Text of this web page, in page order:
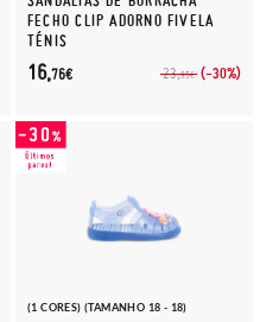
FECHO CLIP ADORNO FIVELA
TÉNIS
23,95€ (-30%)
16,76€
(1 CORES) (TAMANHO 18 - 18)